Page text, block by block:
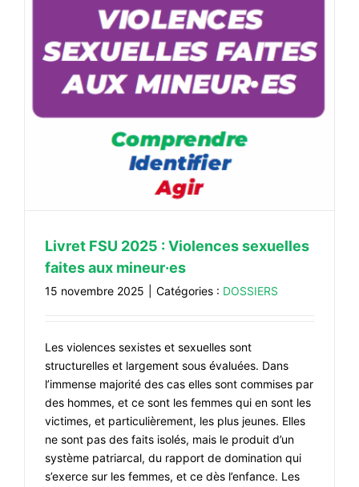
Livret FSU 2025 : Violences sexuelles
faites aux mineur·es
15 novembre 2025 Catégories : DOSSIERS
Les violences sexistes et sexuelles sont
structurelles et largement sous évaluées. Dans
l’immense majorité des cas elles sont commises par
des hommes, et ce sont les femmes qui en sont les
victimes, et particulièrement, les plus jeunes. Elles
ne sont pas des faits isolés, mais le produit d’un
système patriarcal, du rapport de domination qui
s’exerce sur les femmes, et ce dès l’enfance. Les